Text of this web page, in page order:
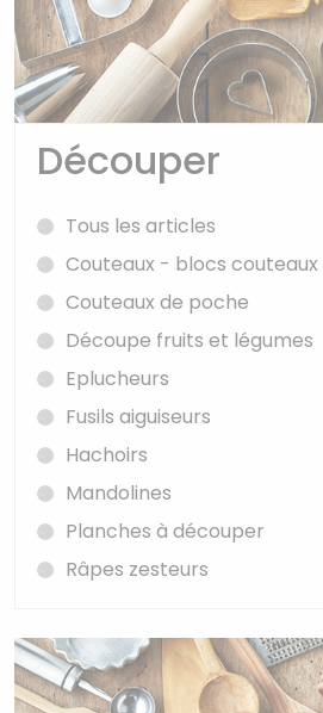
Découper
Tous les articles
Couteaux - blocs couteaux
Couteaux de poche
Découpe fruits et légumes
Eplucheurs
Fusils aiguiseurs
Hachoirs
Mandolines
Planches à découper
Râpes zesteurs